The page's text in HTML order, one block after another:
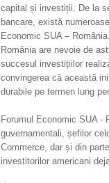
capital și investiții. De la
bancare, există
Economic SUA –
România are nevoie de
succesul investițiilor
convingerea că această
durabile pe termen lung
Forumul Economic SUA -
guvernamentali, șefilor
Commerce, dar și din
investitorilor americani